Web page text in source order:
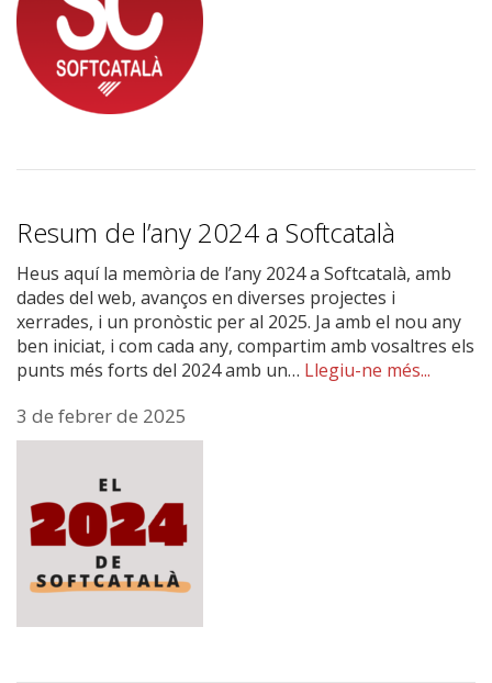
Resum de l’any 2024 a Softcatalà
Heus aquí la memòria de l’any 2024 a Softcatalà, amb
dades del web, avanços en diverses projectes i
xerrades, i un pronòstic per al 2025. Ja amb el nou any
ben iniciat, i com cada any, compartim amb vosaltres els
punts més forts del 2024 amb un… Llegiu-ne més...
3 de febrer de 2025